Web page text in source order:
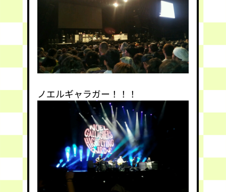
ノエルギャラガー！！！